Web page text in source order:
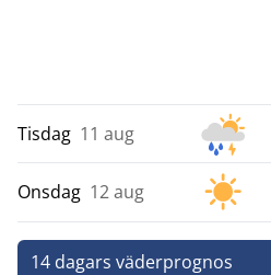
Tisdag 11 aug
Onsdag 12 aug
14 dagars väderprognos